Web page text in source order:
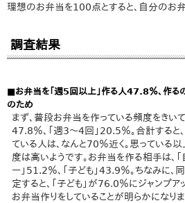
理想のお弁当を100点とすると、自分のお
調査結果
■お弁当を「週5回以上」作る人47.8％、作るの
のため
まず、普段お弁当を作っている頻度をきいて
47.8％、「週3～4回」20.5％。合計する
ている人は、なんと70％近く。思っている
度は高いようです。お弁当を作る相手は、「
ー」51.2％、「子ども」43.9％。ちなみに
定すると、「子ども」が76.0％にジャンプ
お弁当作りをしていることが明らかになりま